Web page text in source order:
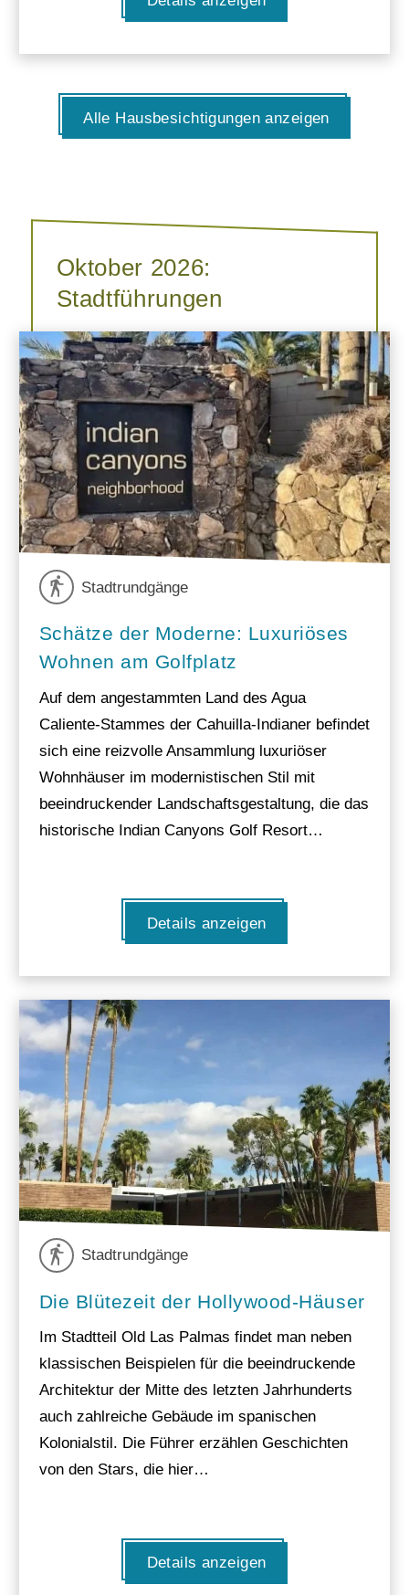
Alle Hausbesichtigungen anzeigen
Oktober 2026:
Stadtführungen
Stadtrundgänge
Schätze der Moderne: Luxuriöses
Wohnen am Golfplatz
Auf dem angestammten Land des Agua
Caliente-Stammes der Cahuilla-Indianer befindet
sich eine reizvolle Ansammlung luxuriöser
Wohnhäuser im modernistischen Stil mit
beeindruckender Landschaftsgestaltung, die das
historische Indian Canyons Golf Resort…
Details anzeigen
Stadtrundgänge
Die Blütezeit der Hollywood-Häuser
Im Stadtteil Old Las Palmas findet man neben
klassischen Beispielen für die beeindruckende
Architektur der Mitte des letzten Jahrhunderts
auch zahlreiche Gebäude im spanischen
Kolonialstil. Die Führer erzählen Geschichten
von den Stars, die hier…
Details anzeigen